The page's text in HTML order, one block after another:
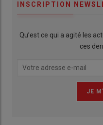
INSCRIPTION
Qu’est ce qui a agité les
ces